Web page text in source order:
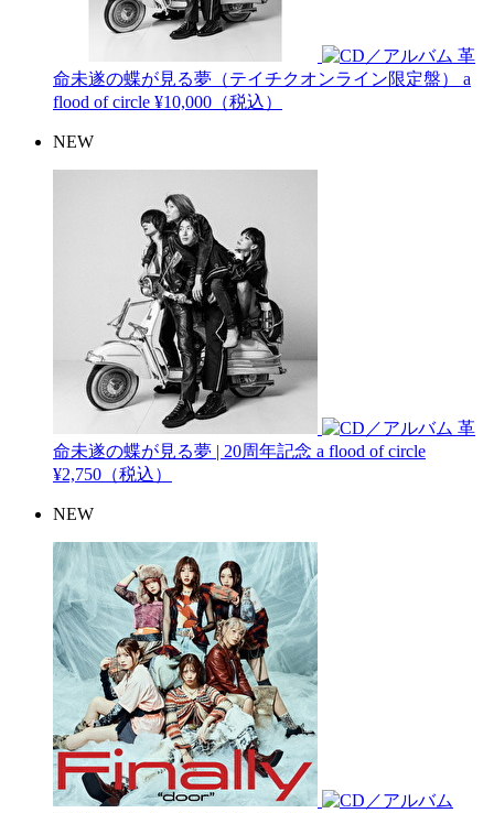
革
命未遂の蝶が見る夢（テイチクオンライン限定盤） a
flood of circle ¥10,000（税込）
NEW
革
命未遂の蝶が見る夢 | 20周年記念 a flood of circle
¥2,750（税込）
NEW